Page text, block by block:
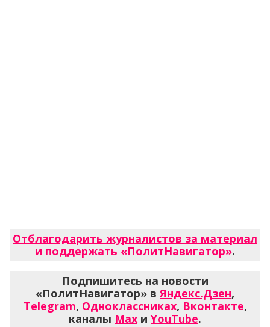
Отблагодарить журналистов за материал
и поддержать «ПолитНавигатор».
Подпишитесь на новости
«ПолитНавигатор» вЯндекс.Дзен,
Telegram, Одноклассниках, Вконтакте,
каналы Max и YouTube.